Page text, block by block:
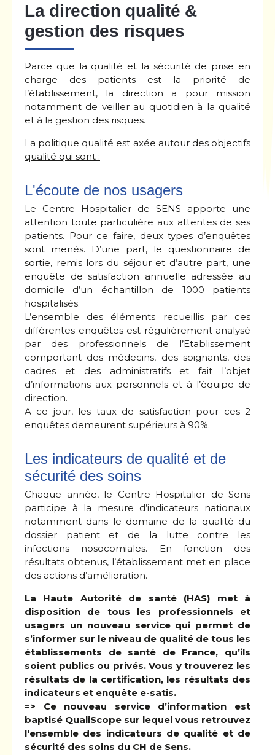
La direction qualité &
gestion des risques
Parce que la qualité et la sécurité de prise en
charge des patients est la priorité de
l’établissement, la direction a pour mission
notamment de veiller au quotidien à la qualité
et à la gestion des risques.
La politique qualité est axée autour des objectifs
qualité qui sont :
L'écoute de nos usagers
Le Centre Hospitalier de SENS apporte une
attention toute particulière aux attentes de ses
patients. Pour ce faire, deux types d’enquêtes
sont menés. D’une part, le questionnaire de
sortie, remis lors du séjour et d’autre part, une
enquête de satisfaction annuelle adressée au
domicile d’un échantillon de 1000 patients
hospitalisés.
L’ensemble des éléments recueillis par ces
différentes enquêtes est régulièrement analysé
par des professionnels de l’Etablissement
comportant des médecins, des soignants, des
cadres et des administratifs et fait l’objet
d’informations aux personnels et à l’équipe de
direction.
A ce jour, les taux de satisfaction pour ces 2
enquêtes demeurent supérieurs à 90%.
Les indicateurs de qualité et de
sécurité des soins
Chaque année, le Centre Hospitalier de Sens
participe à la mesure d’indicateurs nationaux
notamment dans le domaine de la qualité du
dossier patient et de la lutte contre les
infections nosocomiales. En fonction des
résultats obtenus, l’établissement met en place
des actions d’amélioration.
La Haute Autorité de santé (HAS) met à
disposition de tous les professionnels et
usagers un nouveau service qui permet de
s’informer sur le niveau de qualité de tous les
établissements de santé de France, qu’ils
soient publics ou privés. Vous y trouverez les
résultats de la certification, les résultats des
indicateurs et enquête e-satis.
=> Ce nouveau service d’information est
baptisé QualiScope sur lequel vous retrouvez
l'ensemble des indicateurs de qualité et de
sécurité des soins du CH de Sens.